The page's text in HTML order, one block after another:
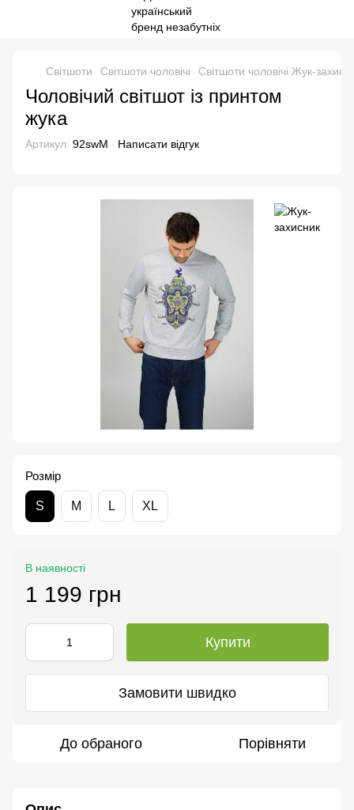
Свiтшоти Світшоти чоловічі Світшоти чоловічі Жук-
Чоловічий світшот із принтом
жука
Артикул: 92swM Написати відгук
Розмір
S M L XL
В наявності
1 199 грн
Купити
Замовити швидко
До обраного Порівняти